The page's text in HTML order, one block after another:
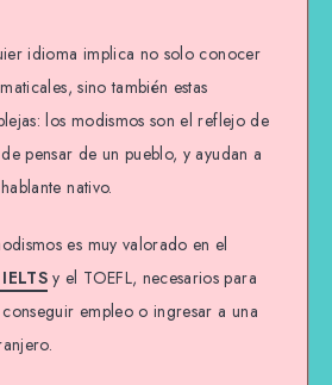
idioma implica no solo conocer
sino también estas
los modismos son el reflejo de
pensar de un pueblo, y ayudan a
nativo.
es muy valorado en el
y el TOEFL, necesarios para
empleo o ingresar a una